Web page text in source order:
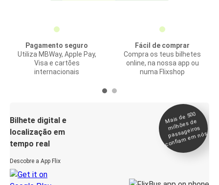
Pagamento seguro
Utiliza MBWay, Apple Pay,
Visa e cartões
internacionais
Fácil de comprar
Compra os teus bilhetes
online, na nossa app ou
numa Flixshop
Bilhete digital e
localização em
tempo real
Descobre a App Flix
Mais de 500
milhões de
passageiros
confia
m e
m nós